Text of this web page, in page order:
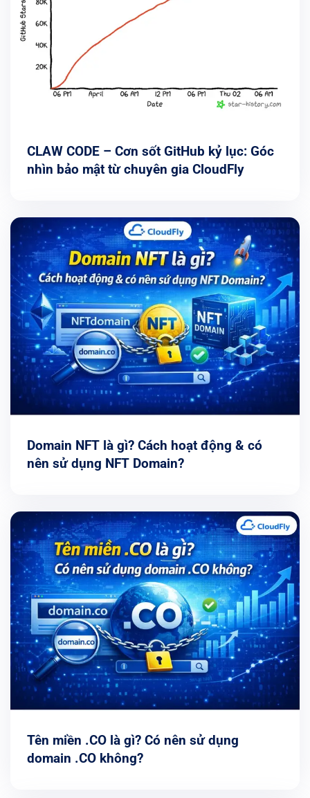
CLAW CODE – Cơn sốt GitHub kỷ lục: Góc
nhìn bảo mật từ chuyên gia CloudFly
Domain NFT là gì? Cách hoạt động & có
nên sử dụng NFT Domain?
Tên miền .CO là gì? Có nên sử dụng
domain .CO không?